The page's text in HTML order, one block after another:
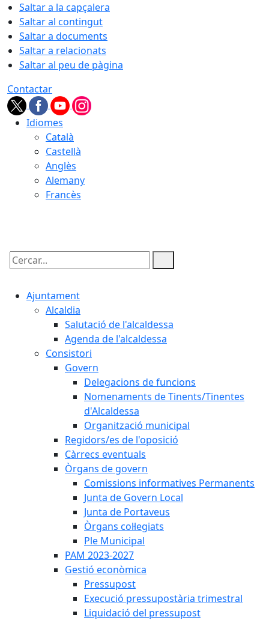
Saltar a la capçalera
Saltar al contingut
Saltar a documents
Saltar a relacionats
Saltar al peu de pàgina
Contactar
Idiomes
Català
Castellà
Anglès
Alemany
Francès
Cercar:
Ajuntament
Alcaldia
Salutació de l'alcaldessa
Agenda de l'alcaldessa
Consistori
Govern
Delegacions de funcions
Nomenaments de Tinents/Tinentes
d'Alcaldessa
Organització municipal
Regidors/es de l'oposició
Càrrecs eventuals
Òrgans de govern
Comissions informatives Permanents
Junta de Govern Local
Junta de Portaveus
Òrgans col·legiats
Ple Municipal
PAM 2023-2027
Gestió econòmica
Pressupost
Execució pressupostària trimestral
Liquidació del pressupost